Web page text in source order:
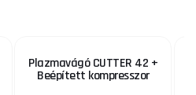
Plazmavágó CUTTER 42 +
Beépített kompresszor